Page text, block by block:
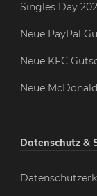
Singles Day
Neue PayPal
Neue KFC
Neue
Datenschutz &